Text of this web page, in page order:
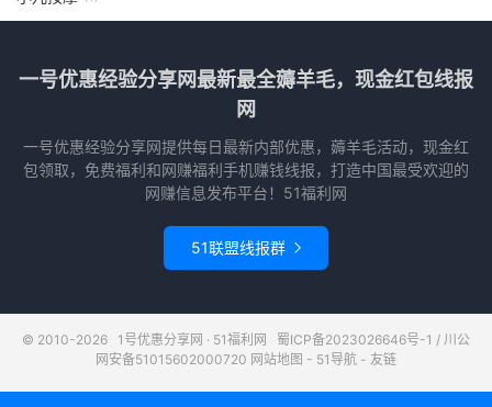
一号优惠经验分享网最新最全薅羊毛，现金红包线报
网
一号优惠经验分享网提供每日最新内部优惠，薅羊毛活动，现金红
包领取，免费福利和网赚福利手机赚钱线报，打造中国最受欢迎的
网赚信息发布平台！51福利网
51联盟线报群 
© 2010-2026 1号优惠分享网 · 51福利网 蜀ICP备2023026646号-1 / 川公
网安备51015602000720 网站地图 - 51导航 - 友链